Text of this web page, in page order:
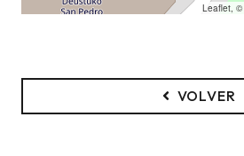
Leaflet, ©
VOLVER